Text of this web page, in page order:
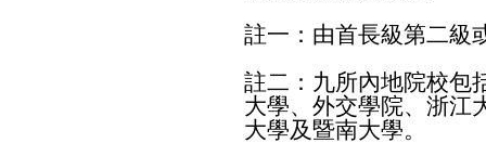
註一：由首長級第二級
註二：九所內地院校包
大學、外交學院、浙江
大學及暨南大學。